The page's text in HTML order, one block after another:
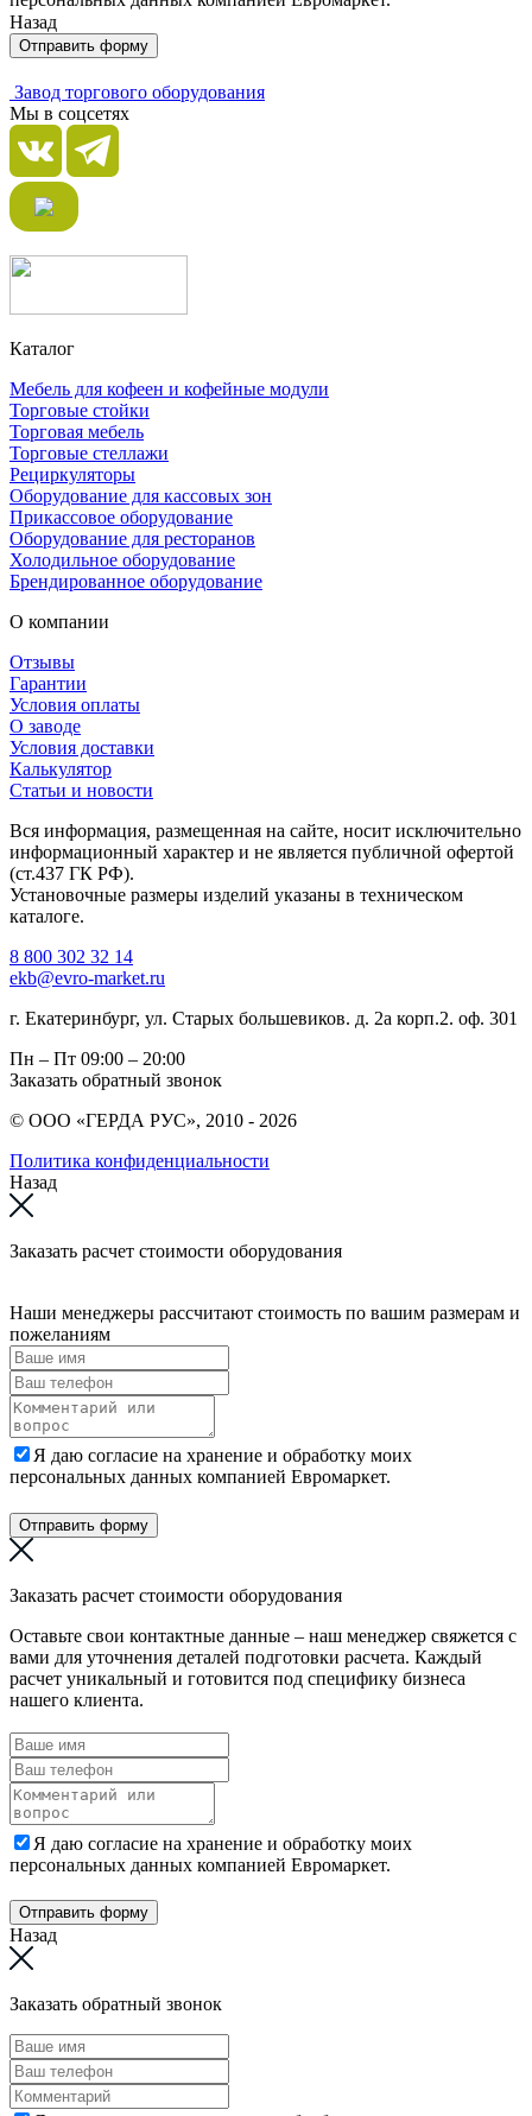
Назад
Отправить форму
Завод торгового оборудования
Мы в соцсетях
Каталог
Мебель для кофеен и кофейные модули
Торговые стойки
Торговая мебель
Торговые стеллажи
Рециркуляторы
Оборудование для кассовых зон
Прикассовое оборудование
Оборудование для ресторанов
Холодильное оборудование
Брендированное оборудование
О компании
Отзывы
Гарантии
Условия оплаты
О заводе
Условия доставки
Калькулятор
Статьи и новости
Вся информация, размещенная на сайте, носит исключительно
информационный характер и не является публичной офертой
(ст.437 ГК РФ).
Установочные размеры изделий указаны в техническом
каталоге.
8 800 302 32 14
ekb@evro-market.ru
г. Екатеринбург, ул. Старых большевиков. д. 2а корп.2. оф. 301
Пн – Пт 09:00 – 20:00
Заказать обратный звонок
© ООО «ГЕРДА РУС», 2010 - 2026
Политика конфиденциальности
Назад
Заказать расчет стоимости оборудования
Наши менеджеры рассчитают стоимость по вашим размерам и
пожеланиям
Я даю согласие на хранение и обработку моих
персональных данных компанией Евромаркет.
Отправить форму
Заказать расчет стоимости оборудования
Оставьте свои контактные данные – наш менеджер свяжется с
вами для уточнения деталей подготовки расчета. Каждый
расчет уникальный и готовится под специфику бизнеса
нашего клиента.
Я даю согласие на хранение и обработку моих
персональных данных компанией Евромаркет.
Отправить форму
Назад
Заказать обратный звонок